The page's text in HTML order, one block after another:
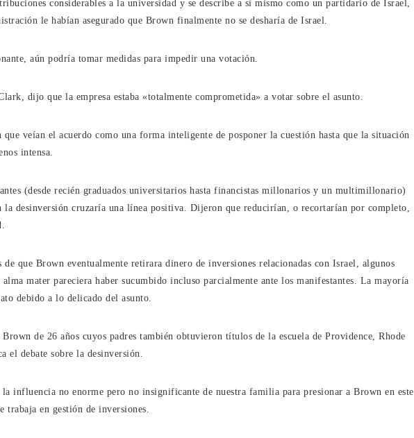
considerables a la universidad y se describe a sí mismo como un partidario de Israel,
le habían asegurado que Brown finalmente no se desharía de Israel.
aún podría tomar medidas para impedir una votación.
dijo que la empresa estaba «totalmente comprometida» a votar sobre el asunto.
veían el acuerdo como una forma inteligente de posponer la cuestión hasta que la situación
intensa.
(desde recién graduados universitarios hasta financistas millonarios y un multimillonario)
la desinversión cruzaría una línea positiva. Dijeron que reducirían, o recortarían por completo,
de que Brown eventualmente retirara dinero de inversiones relacionadas con Israel, algunos
alma mater pareciera haber sucumbido incluso parcialmente ante los manifestantes. La mayoría
debido a lo delicado del asunto.
de 26 años cuyos padres también obtuvieron títulos de la escuela de Providence, Rhode
el debate sobre la desinversión.
influencia no enorme pero no insignificante de nuestra familia para presionar a Brown en este
en gestión de inversiones.